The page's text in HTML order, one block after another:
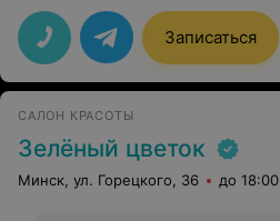
Записаться
САЛОН КРАСОТЫ
Зелёный цветок
Минск, ул. Горецкого, 36 до 18:00